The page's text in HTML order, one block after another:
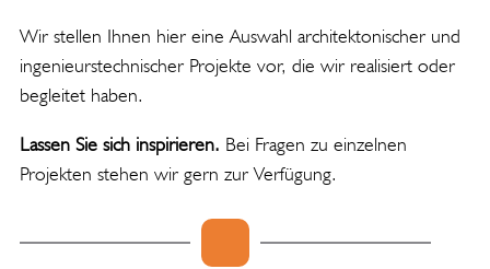
Wir stellen Ihnen hier eine Auswahl architektonischer und
ingenieurstechnischer Projekte vor, die wir realisiert oder
begleitet haben.
Lassen Sie sich inspirieren. Bei Fragen zu einzelnen
Projekten stehen wir gern zur Verfügung.